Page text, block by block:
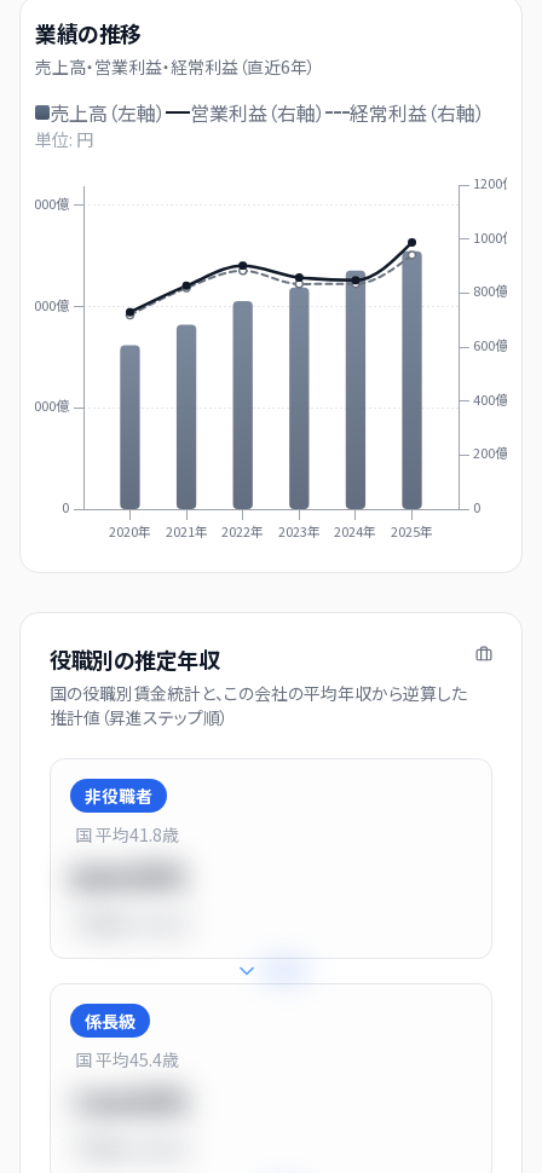
業績の推移
売上高・営業利益・経常利益（直近6年）
売上高（左軸） 営業利益（右軸） 経常利益（右軸）
単位: 円
0
5000億
10000億
15000億
0
200億
400億
600億
800億
1000億
1200億
2020年 2021年 2022年 2023年 2024年 2025年
役職別の推定年収
国の役職別賃金統計と、この会社の平均年収から逆算した
推計値（昇進ステップ順）
非役職者
国 平均41.8歳
係長級
国 平均45.4歳